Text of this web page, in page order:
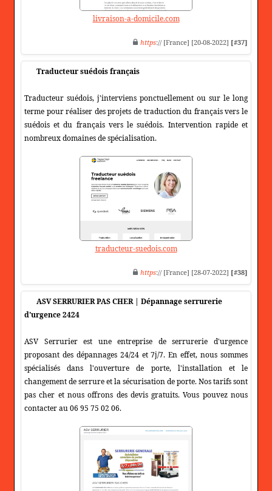
livraison-a-domicile.com
https:// [France] [20-08-2022] [#37]
Traducteur suédois français
Traducteur suédois, j'interviens ponctuellement ou sur le long
terme pour réaliser des projets de traduction du français vers le
suédois et du français vers le suédois. Intervention rapide et
nombreux domaines de spécialisation.
traducteur-suedois.com
https:// [France] [28-07-2022] [#38]
ASV SERRURIER PAS CHER | Dépannage serrurerie
d'urgence 2424
ASV Serrurier est une entreprise de serrurerie d'urgence
proposant des dépannages 24/24 et 7j/7. En effet, nous sommes
spécialisés dans l'ouverture de porte, l'installation et le
changement de serrure et la sécurisation de porte. Nos tarifs sont
pas cher et nous offrons des devis gratuits. Vous pouvez nous
contacter au 06 95 75 02 06.